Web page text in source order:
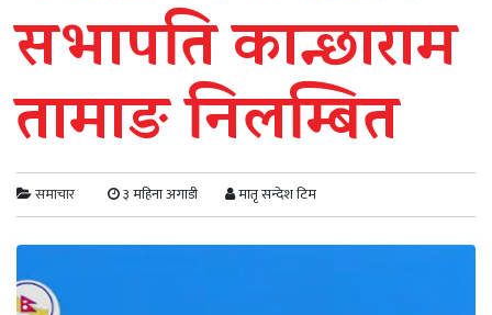
सभापति कान्छाराम
तामाङ निलम्बित
समाचार ३ महिना अगाडी मातृ सन्देश टिम